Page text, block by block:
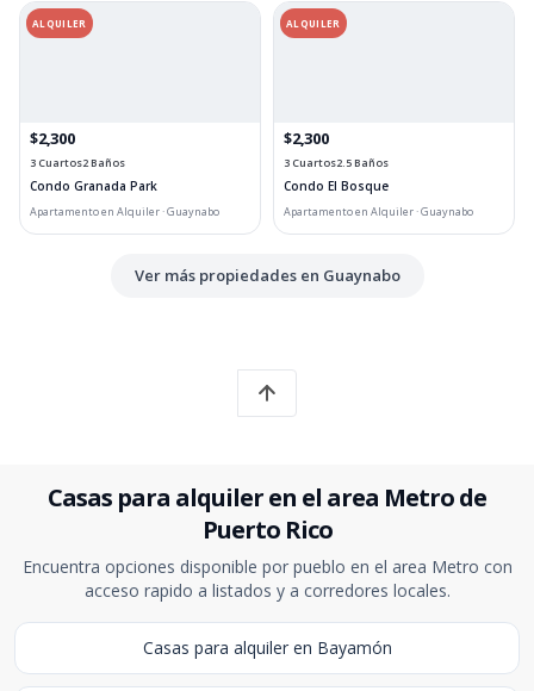
ALQUILER
$2,300
3 Cuartos2 Baños
Condo Granada Park
Apartamento en Alquiler · Guaynabo
ALQUILER
$2,300
3 Cuartos2.5 Baños
Condo El Bosque
Apartamento en Alquiler · Guaynabo
Ver más propiedades en Guaynabo
Casas para alquiler en el area Metro de
Puerto Rico
Encuentra opciones disponible por pueblo en el area Metro con
acceso rapido a listados y a corredores locales.
Casas para alquiler en Bayamón